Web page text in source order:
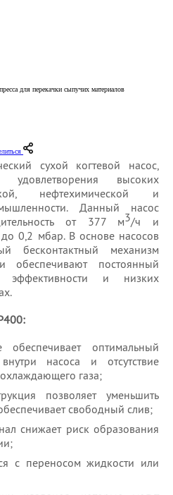
для перекачки сыпучих материалов
сухой когтевой насос,
удовлетворения высоких
нефтехимической и
Данный насос
от 377 м3/ч и
0,2 мбар. В основе насосов
бесконтактный механизм
обеспечивают постоянный
и низких
обеспечивает оптимальный
насоса и отсутствие
газа;
позволяет уменьшить
свободный слив;
снижает риск образования
с переносом жидкости или